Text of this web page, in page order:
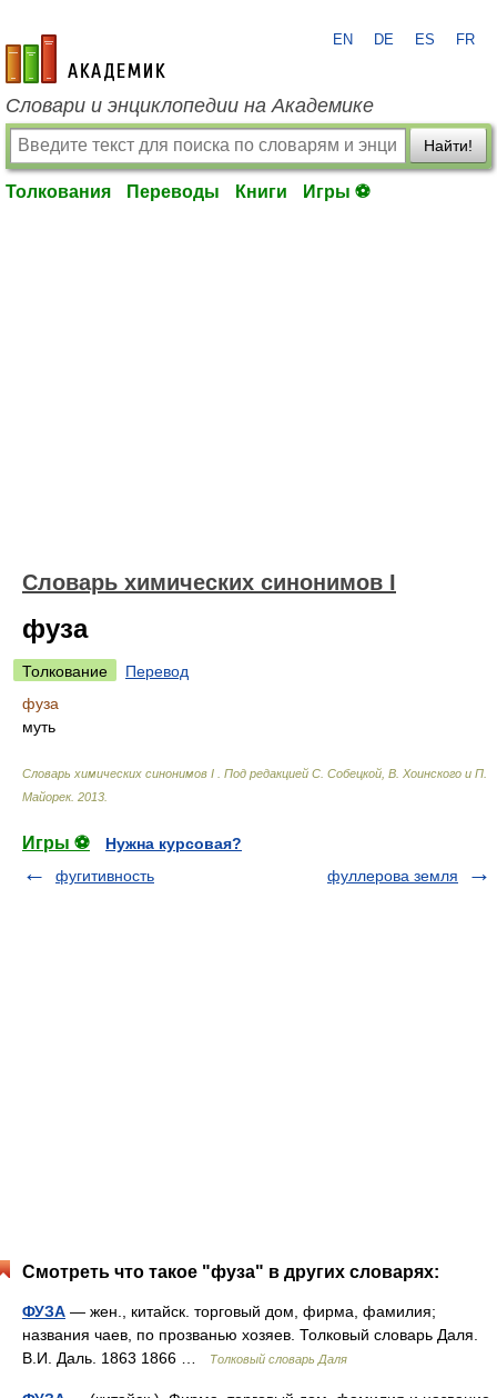
academic.ru
EN DE ES FR
Словари и энциклопедии на Академике
Найти!
Толкования Переводы Книги Игры ⚽
Cловарь химических синонимов I
фуза
Толкование
Перевод
фуза
муть
Cловарь химических синонимов I
Под редакцией С. Собецкой, В. Хоинского и П.
Майорек. 2013
Игры ⚽
Нужна курсовая?
фугитивность
фуллерова земля
Смотреть что такое "фуза" в других словарях:
ФУЗА — жен., китайск. торговый дом, фирма, фамилия;
названия чаев, по прозванью хозяев. Толковый словарь Даля.
В.И. Даль. 1863 1866 …
Толковый словарь Даля